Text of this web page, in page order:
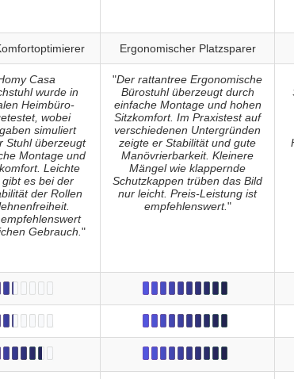
Ergonomischer Platzsparer
Casa
wurde in
Heimbüro-
wobei
simuliert
Stuhl überzeugt
Montage und
Leichte
es bei der
der Rollen
Gebrauch. "
"Der rattantree Ergonomische
Bürostuhl überzeugt durch
einfache Montage und hohen
Sitzkomfort. Im Praxistest auf
verschiedenen Untergründen
zeigte er Stabilität und gute
Manövrierbarkeit. Kleinere
Mängel wie klappernde
Schutzkappen trüben das Bild
nur leicht. Preis-Leistung ist
empfehlenswert."